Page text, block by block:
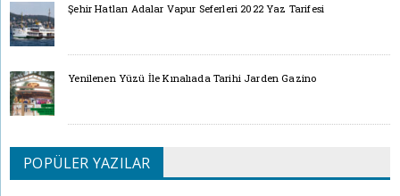
Şehir Hatları Adalar Vapur Seferleri 2022 Yaz Tarifesi
Yenilenen Yüzü İle Kınalıada Tarihi Jarden Gazino
POPÜLER YAZILAR